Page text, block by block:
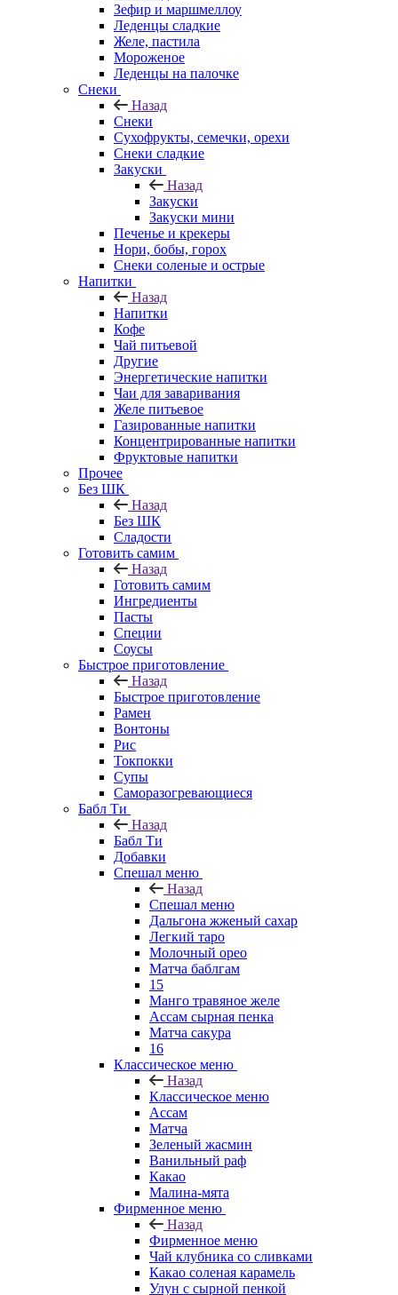
Зефир и маршмеллоу
Леденцы сладкие
Желе, пастила
Мороженое
Леденцы на палочке
Снеки
Назад
Снеки
Сухофрукты, семечки, орехи
Снеки сладкие
Закуски
Назад
Закуски
Закуски мини
Печенье и крекеры
Нори, бобы, горох
Снеки соленые и острые
Напитки
Назад
Напитки
Кофе
Чай питьевой
Другие
Энергетические напитки
Чаи для заваривания
Желе питьевое
Газированные напитки
Концентрированные напитки
Фруктовые напитки
Прочее
Без ШК
Назад
Без ШК
Сладости
Готовить самим
Назад
Готовить самим
Ингредиенты
Пасты
Специи
Соусы
Быстрое приготовление
Назад
Быстрое приготовление
Рамен
Вонтоны
Рис
Токпокки
Супы
Саморазогревающиеся
Бабл Ти
Назад
Бабл Ти
Добавки
Спешал меню
Назад
Спешал меню
Дальгона жженый сахар
Легкий таро
Молочный орео
Матча баблгам
15
Манго травяное желе
Ассам сырная пенка
Матча сакура
16
Классическое меню
Назад
Классическое меню
Ассам
Матча
Зеленый жасмин
Ванильный раф
Какао
Малина-мята
Фирменное меню
Назад
Фирменное меню
Чай клубника со сливками
Какао соленая карамель
Улун с сырной пенкой